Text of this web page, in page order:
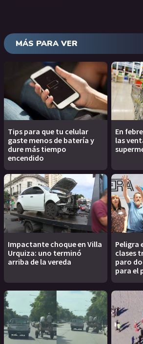
MÁS PARA VER
Tips para que tu celular
gaste menos de batería y
dure más tiempo
encendido
En
las
Impactante choque en Villa
Urquiza: uno terminó
arriba de la vereda
Peligra
clases
paro
para el